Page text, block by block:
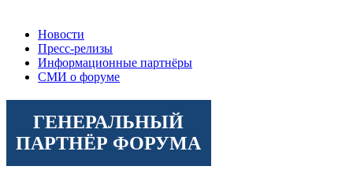
Новости
Пресс-релизы
Информационные партнёры
СМИ о форуме
ГЕНЕРАЛЬНЫЙ
ПАРТНЁР ФОРУМА